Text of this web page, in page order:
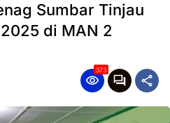
Sumbar Tinjau
di MAN 2
373